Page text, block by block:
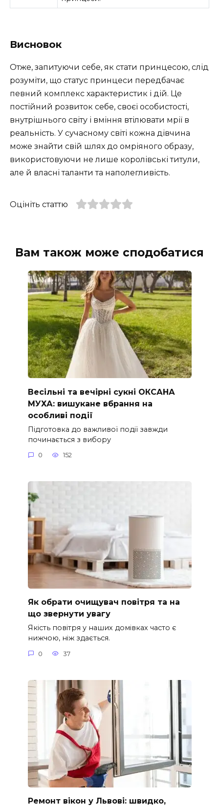
Висновок
Отже, запитуючи себе, як стати принцесою, слід
розуміти, що статус принцеси передбачає
певний комплекс характеристик і дій. Це
постійний розвиток себе, своєї особистості,
внутрішнього світу і вміння втілювати мрії в
реальність. У сучасному світі кожна дівчина
може знайти свій шлях до омріяного образу,
використовуючи не лише королівські титули,
але й власні таланти та наполегливість.
Оцініть статтю
Вам також може сподобатися
Весільні та вечірні сукні ОКСАНА
МУХА: вишукане вбрання на
особливі події
Підготовка до важливої події завжди
починається з вибору
0 152
Як обрати очищувач повітря та на
що звернути увагу
Якість повітря у наших домівках часто є
нижчою, ніж здається.
0 37
Ремонт вікон у Львові: швидко,